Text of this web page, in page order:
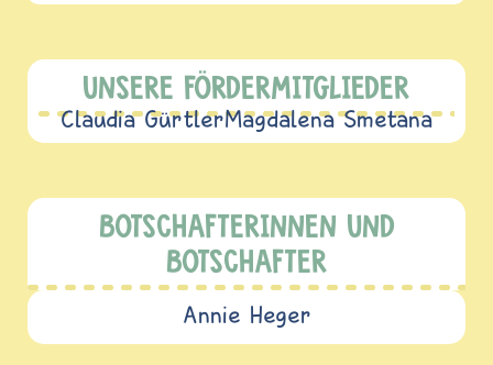
UNSERE FÖRDERMITGLIEDER
Claudia GürtlerMagdalena Smetana
BOTSCHAFTERINNEN UND
BOTSCHAFTER
Annie Heger